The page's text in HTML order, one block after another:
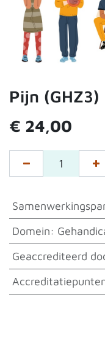
Pijn (GHZ3)
€ 24,00
Domein:
Geaccrediteerd